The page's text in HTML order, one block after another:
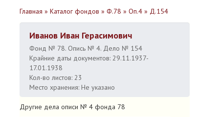
Главная » Каталог фондов » Ф.78 » Оп.4 » Д.154
Иванов Иван Герасимович
Фонд № 78. Опись № 4. Дело № 154
Крайние даты документов: 29.11.1937-
17.01.1938
Кол-во листов: 23
Место хранения: Не указано
Другие дела описи № 4 фонда 78